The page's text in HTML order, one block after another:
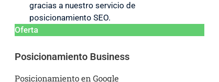
gracias a nuestro servicio de
posicionamiento SEO.
Oferta
Posicionamiento Business
Posicionamiento en Google